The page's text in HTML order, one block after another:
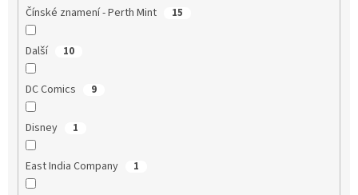
Čínské znamení - Perth Mint 15
Další 10
DC Comics 9
Disney 1
East India Company 1